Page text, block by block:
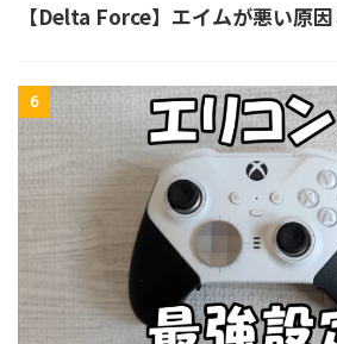
【Delta Force】エイムが悪い原
6